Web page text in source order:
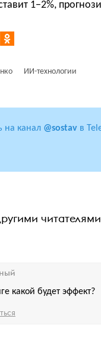
1−2%,
ИИ-технологии
на канал @sostav в
какой будет эффект?